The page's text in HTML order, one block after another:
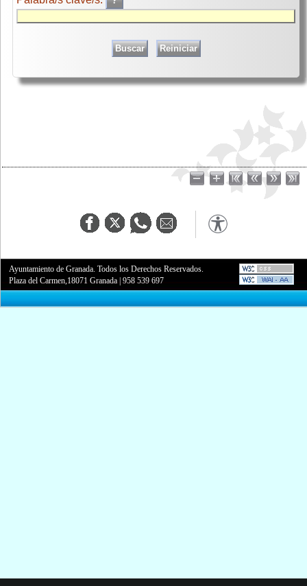
Ayuntamiento de Granada. Todos los Derechos Reservados.
Plaza del Carmen,18071 Granada |958 539 697